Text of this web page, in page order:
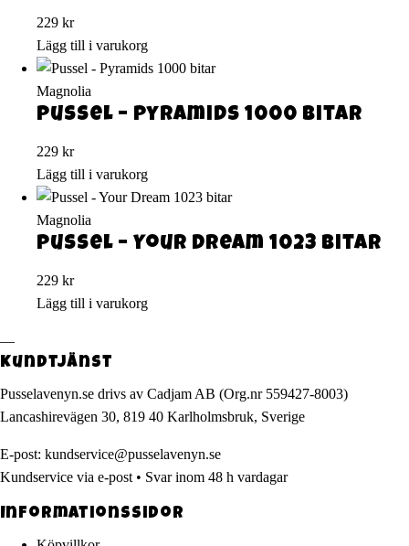
229 kr
Lägg till i varukorg
Magnolia
Pussel – Pyramids 1000 bitar
229 kr
Lägg till i varukorg
Magnolia
Pussel – Your Dream 1023 bitar
229 kr
Lägg till i varukorg
—
Kundtjänst
Pusselavenyn.se drivs av Cadjam AB (Org.nr 559427-8003)
Lancashirevägen 30, 819 40 Karlholmsbruk, Sverige
E-post: kundservice@pusselavenyn.se
Kundservice via e-post • Svar inom 48 h vardagar
Informationssidor